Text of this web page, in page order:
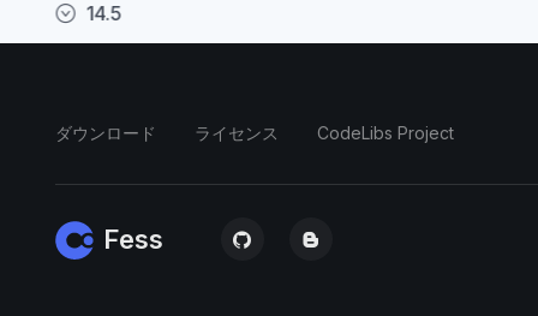
14.5
14.0
ダウンロード ライセンス CodeLibs Project
Fess